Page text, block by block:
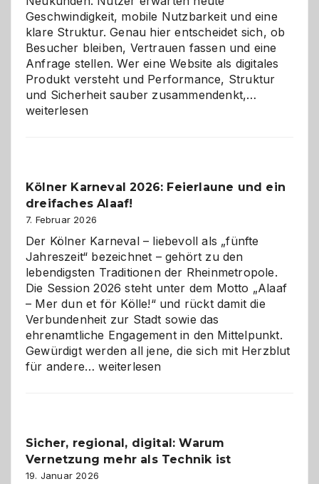
Geschwindigkeit, mobile Nutzbarkeit und eine
klare Struktur. Genau hier entscheidet sich, ob
Besucher bleiben, Vertrauen fassen und eine
Anfrage stellen. Wer eine Website als digitales
Produkt versteht und Performance, Struktur
und Sicherheit sauber zusammendenkt,…
geworden
weiterlesen
Kölner Karneval 2026: Feierlaune und ein
dreifaches Alaaf!
7. Februar 2026
Der Kölner Karneval – liebevoll als „fünfte
Jahreszeit“ bezeichnet – gehört zu den
lebendigsten Traditionen der Rheinmetropole.
Die Session 2026 steht unter dem Motto „Alaaf
– Mer dun et för Kölle!“ und rückt damit die
Verbundenheit zur Stadt sowie das
ehrenamtliche Engagement in den Mittelpunkt.
Gewürdigt werden all jene, die sich mit Herzblut
für andere…Kölner
ein
dreifaches
Alaaf!
weiterlesen
Sicher, regional, digital: Warum
Vernetzung mehr als Technik ist
19. Januar 2026